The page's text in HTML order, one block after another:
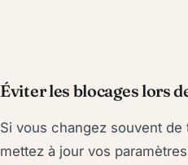
Éviter les blocages lors
Si vous changez souvent
mettez à jour vos